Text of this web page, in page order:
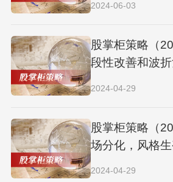
2024-06-03
股掌柜策略（
段性改善和波
2024-04-29
股掌柜策略（
场分化，风格
2024-04-29